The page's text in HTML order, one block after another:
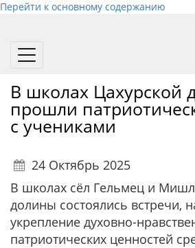
Перейти к основному содержанию
Toggle
В школах Цахурской
прошли
с учениками
24 Октябрь 2025
В школах сёл Гельмец и
долины состоялись встречи,
укрепление духовно-
патриотических ценностей